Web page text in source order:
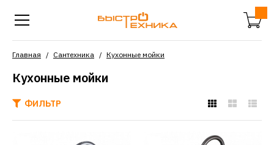
Главная Сантехника Кухонные мойки
Кухонные мойки
ФИЛЬТР